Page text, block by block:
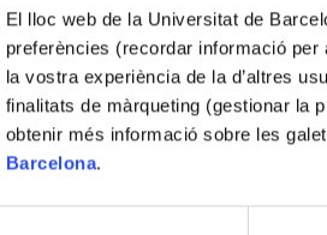
El lloc web de la Universitat de
preferències (recordar informació
la vostra experiència de la d’altres
finalitats de màrqueting (gestionar la
obtenir més informació sobre les
Barcelona.
col·lecció